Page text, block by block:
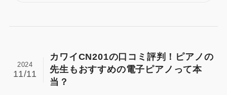
カワイCN201の口コミ評判！ピアノの
先生もおすすめの電子ピアノって本
当？
2024
11/11